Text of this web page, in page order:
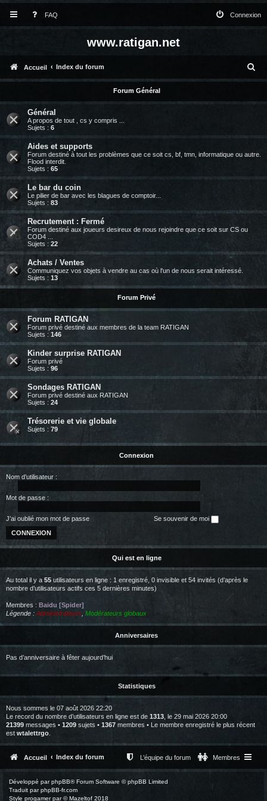
FAQ Connexion
www.ratigan.net
Accueil Index du forum
e
r
Forum Général
Général
A propos de tout , cs y compris ...
Sujets : 6
Aides et supports
Forum destiné à tout les problèmes que ce soit cs, bf, tmn, informatique ou autre.
Flood interdit.
Sujets : 65
Le bar du coin
Le pilier de bar avec les blagues de comptoir...
Sujets : 83
Recrutement : Fermé
Forum destiné aux joueurs desireux de nous rejoindre que ce soit sur CS ou
COD4 ...
Sujets : 22
Achats / Ventes
Communiquez vos objets à vendre au cas où l'un de nous serait intéressé.
Sujets : 13
Forum Privé
Forum RATIGAN
Forum privé destiné aux membres de la team RATIGAN
Sujets : 146
Kinder surprise RATIGAN
Forum privé
Sujets : 96
Sondages RATIGAN
Forum privé destiné aux RATIGAN
Sujets : 24
Trésorerie et vie globale
Sujets : 79
Connexion
Nom d’utilisateur :
Mot de passe :
J’ai oublié mon mot de passe Se souvenir de moi
Qui est en ligne
Au total il y a 55 utilisateurs en ligne : 1 enregistré, 0 invisible et 54 invités (d’après le
nombre d’utilisateurs actifs ces 5 dernières minutes)
Membres : Baidu [Spider]
Légende : Administrateurs Modérateurs globaux
Anniversaires
Pas d’anniversaire à fêter aujourd’hui
Statistiques
Nous sommes le 07 août 2026 22:20
Le record du nombre d’utilisateurs en ligne est de 1313 , le 29 mai 2026 20:00
21399 messages • 1209 sujets • 1367 membres • Le membre enregistré le plus récent
est wtalettrgo
Accueil Index du forum Membres
L’équipe du forum
Développé parphpBB® Forum Software © phpBB Limited
Traduit parphpBB-fr.com
Style progamerpar ©Mazeltof 2018